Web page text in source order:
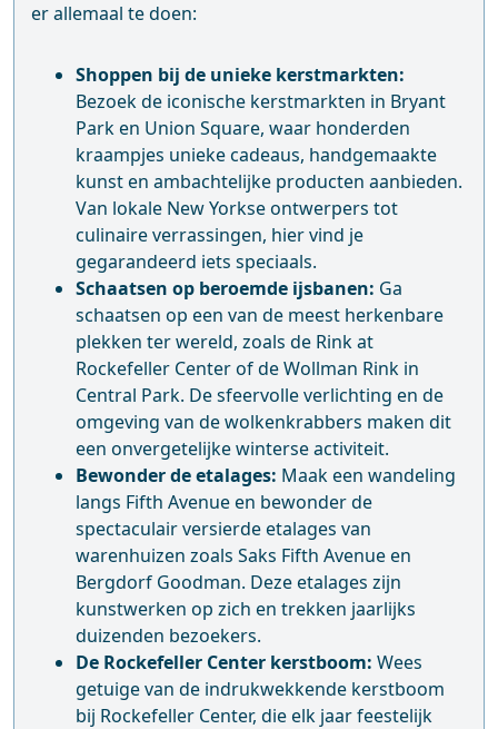
er allemaal te doen:
Shoppen bij de unieke kerstmarkten:
Bezoek de iconische kerstmarkten in Bryant
Park en Union Square, waar honderden
kraampjes unieke cadeaus, handgemaakte
kunst en ambachtelijke producten aanbieden.
Van lokale New Yorkse ontwerpers tot
culinaire verrassingen, hier vind je
gegarandeerd iets speciaals.
Schaatsen op beroemde ijsbanen: Ga
schaatsen op een van de meest herkenbare
plekken ter wereld, zoals de Rink at
Rockefeller Center of de Wollman Rink in
Central Park. De sfeervolle verlichting en de
omgeving van de wolkenkrabbers maken dit
een onvergetelijke winterse activiteit.
Bewonder de etalages: Maak een wandeling
langs Fifth Avenue en bewonder de
spectaculair versierde etalages van
warenhuizen zoals Saks Fifth Avenue en
Bergdorf Goodman. Deze etalages zijn
kunstwerken op zich en trekken jaarlijks
duizenden bezoekers.
De Rockefeller Center kerstboom: Wees
getuige van de indrukwekkende kerstboom
bij Rockefeller Center, die elk jaar feestelijk